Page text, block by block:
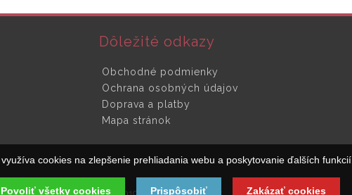
Dôležité odkazy
Obchodné podmienky
Ochrana osobných údajov
Doprava a platby
Mapa stránok
cookies na zlepšenie prehliadania webu a poskytovanie ďalších funkcií.
Povoliť všetky cookies Prispôsobiť Zakázať cookies